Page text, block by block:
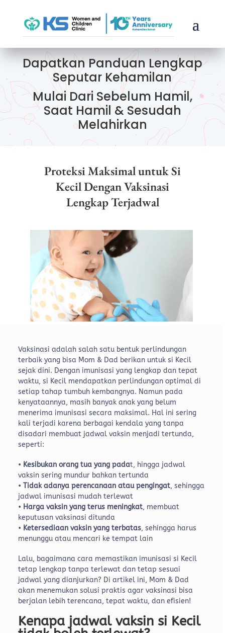
Dapatkan Panduan Lengkap
Seputar Kehamilan
Mulai Dari Sebelum Hamil,
Saat Hamil & Sesudah
Melahirkan
Proteksi Maksimal untuk Si
Kecil Dengan Vaksinasi
Lengkap Terjadwal
Vaksinasi adalah salah satu bentuk perlindungan
terbaik yang bisa Mom & Dad berikan untuk si Kecil
sejak dini. Dengan imunisasi yang lengkap dan tepat
waktu, si Kecil mendapatkan perlindungan optimal di
setiap tahap tumbuh kembangnya. Namun pada
kenyataannya, masih banyak anak yang belum
menerima imunisasi secara maksimal. Hal ini sering
kali terjadi karena berbagai kendala yang tanpa
disadari membuat jadwal vaksin menjadi tertunda,
seperti:
• Kesibukan orang tua yang padat, hingga jadwal
vaksin sering mundur bahkan tertunda
• Tidak adanya perencanaan atau pengingat, sehingga
jadwal imunisasi mudah terlewat
• Harga vaksin yang terus meningkat, membuat
keputusan vaksinasi ditunda
• Ketersediaan vaksin yang terbatas, sehingga harus
menunggu atau mencari ke tempat lain
Lalu, bagaimana cara memastikan imunisasi si Kecil
tetap lengkap tanpa terlewat dan tetap sesuai
jadwal yang dianjurkan? Di artikel ini, Mom & Dad
akan menemukan solusi praktis agar vaksinasi bisa
berjalan lebih terencana, tepat waktu, dan efisien!
Kenapa jadwal vaksin si Kecil